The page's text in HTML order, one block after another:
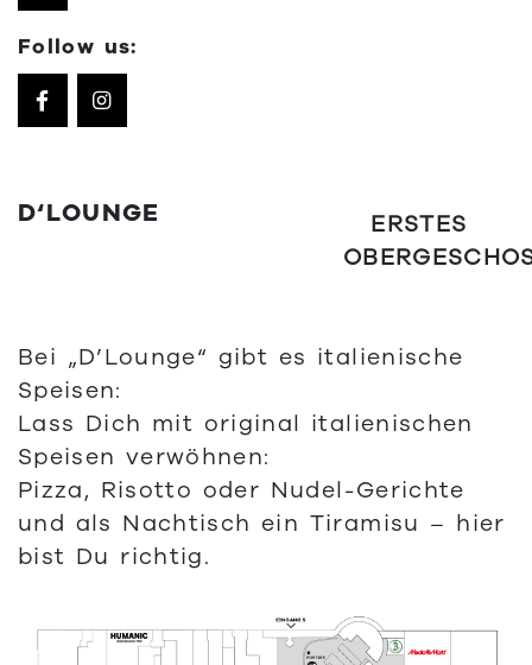
Follow us:
D‘LOUNGE
ERSTES
Bei „D’Lounge“ gibt es italienische
Speisen:
Lass Dich mit original italienischen
Speisen verwöhnen:
Pizza, Risotto oder Nudel-Gerichte
und als Nachtisch ein Tiramisu – hier
bist Du richtig.